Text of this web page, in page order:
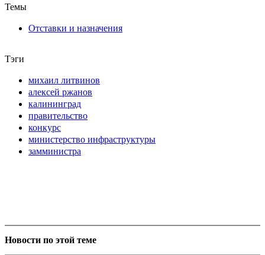
Темы
Отставки и назначения
Тэги
михаил литвинов
алексей ржанов
калининград
правительство
конкурс
министерство инфраструктуры
замминистра
Новости по этой теме